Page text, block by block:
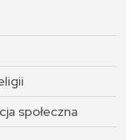
społeczna